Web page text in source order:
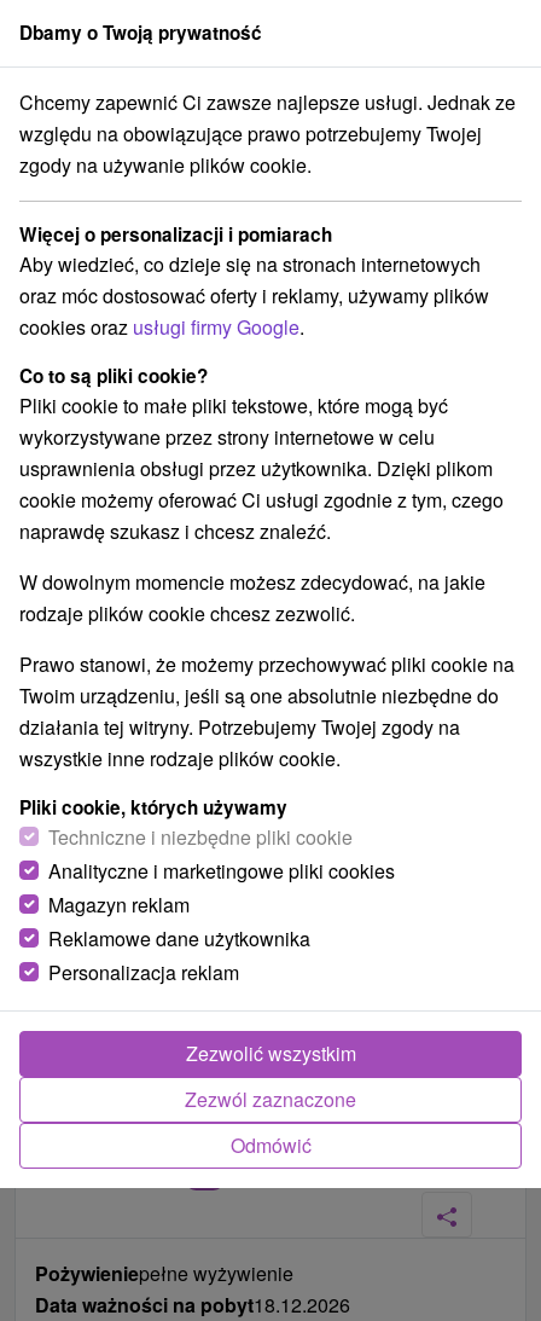
członek grupySorger
MEDICAL GOLD: Pobyt uzdrawiający i relaksujący dla ciała i
MEDICAL GOLD: Pobyt
uzdrawiający i relaksujący dla ciała
i duszy
Hotel Mineral Dudince
Uzdrowisko Dudince
Dudince
Wybierz datę
Przejdź do lokalizacji
9,2 doskonały
Zdjęcia od klientów+11
Pożywieniepełne wyżywienie
Data ważności na pobyt18.12.2026
Dbamy o Twoją prywatność
Chcemy zapewnić Ci zawsze najlepsze usługi. Jednak ze
względu na obowiązujące prawo potrzebujemy Twojej
zgody na używanie plików cookie.
Więcej o personalizacji i pomiarach
Aby wiedzieć, co dzieje się na stronach internetowych
oraz móc dostosować oferty i reklamy, używamy plików
cookies oraz usługi firmy Google.
Co to są pliki cookie?
Pliki cookie to małe pliki tekstowe, które mogą być
wykorzystywane przez strony internetowe w celu
usprawnienia obsługi przez użytkownika. Dzięki plikom
cookie możemy oferować Ci usługi zgodnie z tym, czego
naprawdę szukasz i chcesz znaleźć.
W dowolnym momencie możesz zdecydować, na jakie
rodzaje plików cookie chcesz zezwolić.
Prawo stanowi, że możemy przechowywać pliki cookie na
Twoim urządzeniu, jeśli są one absolutnie niezbędne do
działania tej witryny. Potrzebujemy Twojej zgody na
wszystkie inne rodzaje plików cookie.
Pliki cookie, których używamy
Techniczne i niezbędne pliki cookie
Analityczne i marketingowe pliki cookies
Magazyn reklam
Reklamowe dane użytkownika
Personalizacja reklam
Odmówić
Zezwól zaznaczone
Zezwolić wszystkim